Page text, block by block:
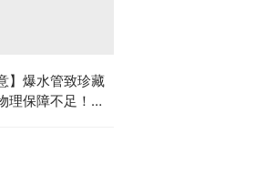
】爆水管致珍藏
理保障不足！如